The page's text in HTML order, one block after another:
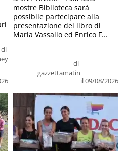
di
di
gazzettamatin
il 09/08/2026
mostre Biblioteca sarà
possibile partecipare alla
presentazione del libro di
Maria Vassallo ed Enrico F...